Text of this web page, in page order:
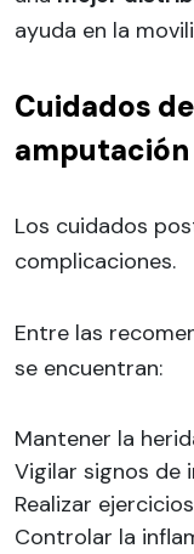
ayuda en la
Cuidados
amputación
Los cuidados
complicaciones.
Entre las
se encuentran:
Mantener la
Vigilar signos de
Realizar
Controlar la